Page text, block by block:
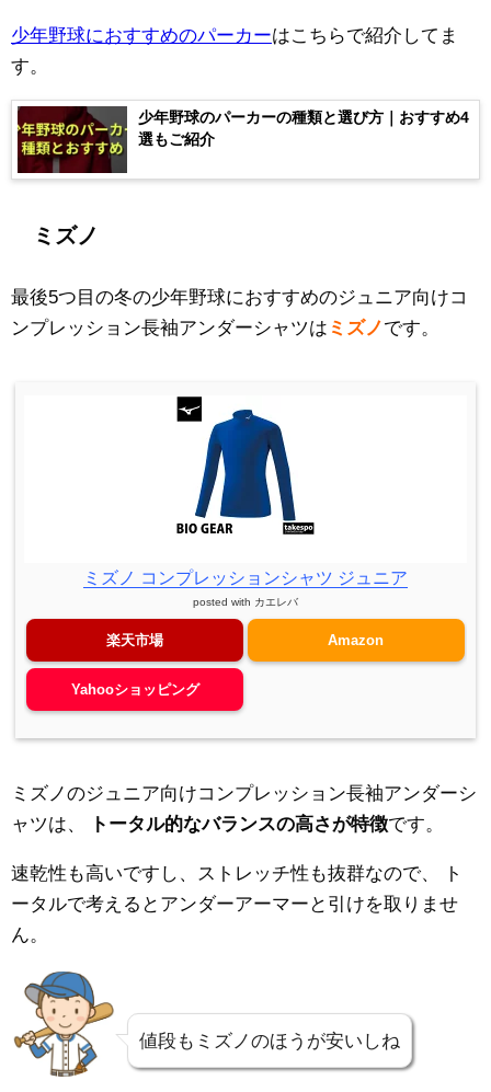
少年野球におすすめのパーカーはこちらで紹介してま
す。
少年野球のパーカーの種類と選び方｜おすすめ4
選もご紹介
ミズノ
最後5つ目の冬の少年野球におすすめのジュニア向けコ
ンプレッション長袖アンダーシャツは ミズノです。
ミズノ コンプレッションシャツ ジュニア
posted with カエレバ
楽天市場 Amazon
Yahooショッピング
ミズノのジュニア向けコンプレッション長袖アンダーシ
ャツは、
トータル的なバランスの高さが特徴です。
速乾性も高いですし、ストレッチ性も抜群なので、
ト
ータルで考えるとアンダーアーマーと引けを取りませ
ん。
値段もミズノのほうが安いしね